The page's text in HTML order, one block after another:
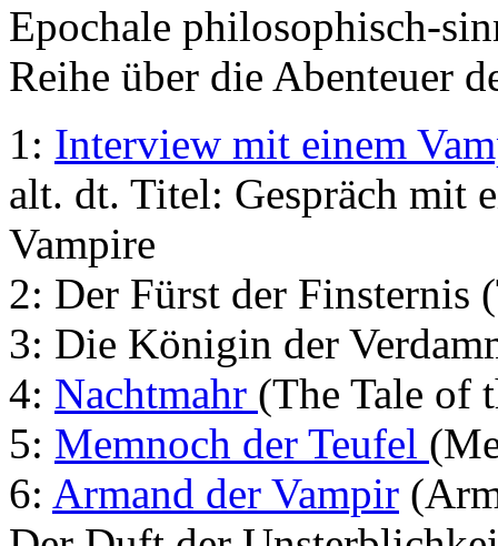
Epochale philosophisch-
Reihe über die Abenteuer
1: Interview mit einem
alt. dt. Titel: Gespräch mit
Vampire
2: Der Fürst der Finsternis
3: Die Königin der
4: Nachtmahr (The Tale of
5: Memnoch der Teufel
6: Armand der Vampir